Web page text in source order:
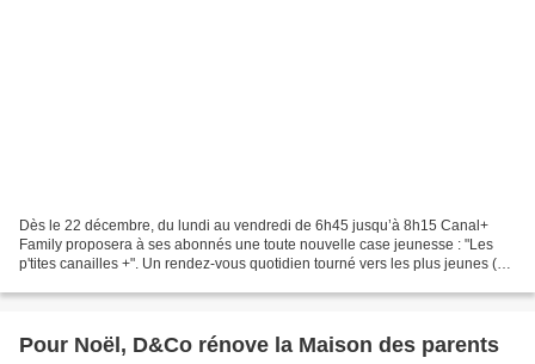
Dès le 22 décembre, du lundi au vendredi de 6h45 jusqu’à 8h15 Canal+
Family proposera à ses abonnés une toute nouvelle case jeunesse : "Les
p'tites canailles +". Un rendez-vous quotidien tourné vers les plus jeunes (3-
Pour Noël, D&Co rénove la Maison des parents